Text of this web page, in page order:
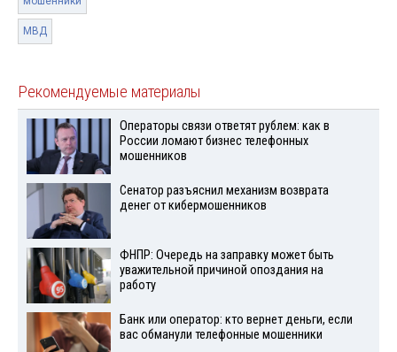
МВД
Рекомендуемые материалы
Операторы связи ответят рублем: как в
России ломают бизнес телефонных
мошенников
Сенатор разъяснил механизм возврата
денег от кибермошенников
ФНПР: Очередь на заправку может быть
уважительной причиной опоздания на
работу
Банк или оператор: кто вернет деньги, если
вас обманули телефонные мошенники